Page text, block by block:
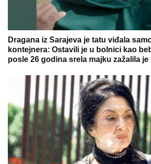
Dragana iz Sarajeva je tatu viđala
kontejnera: Ostavili je u bolnici kao
posle 26 godina srela majku zažalila je